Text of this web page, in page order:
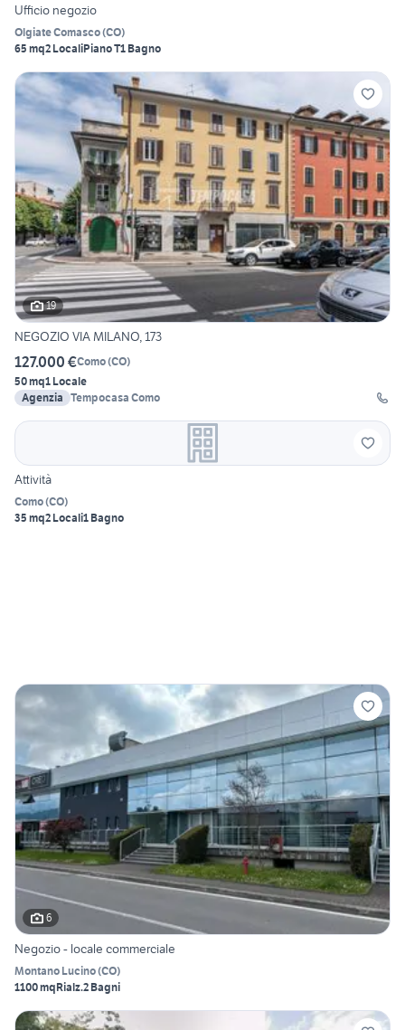
Ufficio negozio
Olgiate Comasco(CO)
65 mq2 LocaliPiano T1 Bagno
19
NEGOZIO VIA MILANO, 173
127.000 €Como(CO)
50 mq1 Locale
Agenzia Tempocasa Como
Attività
Como(CO)
35 mq2 Locali1 Bagno
6
Negozio - locale commerciale
Montano Lucino(CO)
1100 mqRialz.2 Bagni